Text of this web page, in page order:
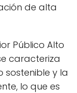
de alta
Público Alto
caracteriza
sostenible y la
lo que es